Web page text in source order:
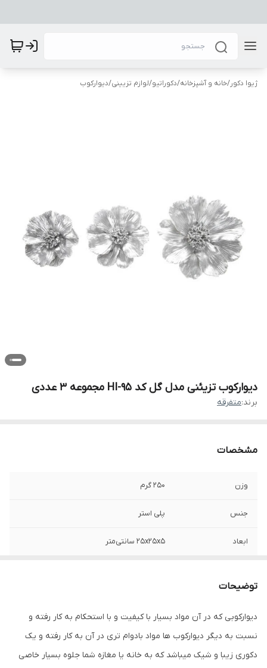
ژیوا دکور/خانه و آشپزخانه/دکوراتیو/لوازم تزیینی/دیوارکوب
دیوارکوب تزیئنی مدل گل کد HI-95 مجموعه 3 عددی
برند:متفرقه
مشخصات
وزن 250 گرم
جنس پلی استر
ابعاد 25x25x5 سانتی‌متر
توضیحات
دیوارکوبی که در آن مواد بسیار با کیفیت و با استحکام به کار رفته و
نسبت به دیگر دیوارکوب ها مواد بادوام تری در آن به کار رفته و یک
دکوری زیبا و شیک میباشد که به خانه یا مغازه شما جلوه بسیار خاصی